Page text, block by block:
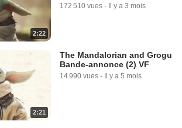
2:22
172 510 vues - Il y a 3 mois
2:21
The Mandalorian and Grogu
Bande-annonce (2) VF
14 990 vues - Il y a 5 mois